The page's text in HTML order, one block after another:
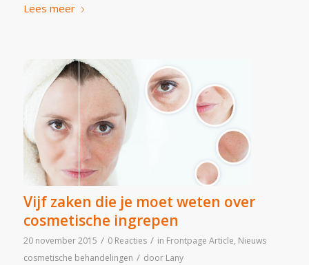
Lees meer
Vijf zaken die je moet weten over
cosmetische ingrepen
20 november 2015 / 0 Reacties / in Frontpage Article, Nieuws
cosmetische behandelingen / door Lany